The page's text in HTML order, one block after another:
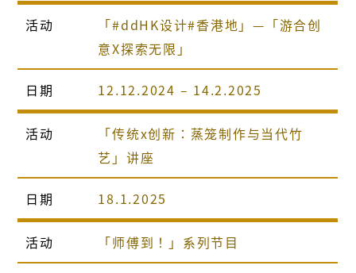
活动
「#ddHK设计#香港地」—「游合创
意X探索无限」
日期 12.12.2024 – 14.2.2025
活动
「传统x创新：蒸笼制作与当代竹
艺」讲座
日期 18.1.2025
活动 「师傅到！」系列节目